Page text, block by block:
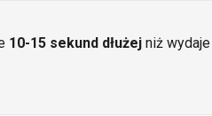
10-15 sekund dłużej niż wydaje